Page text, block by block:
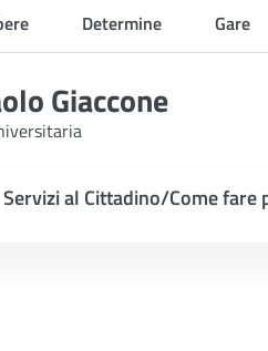
Determine Gare
Giaccone
Servizi al Cittadino/Come fare